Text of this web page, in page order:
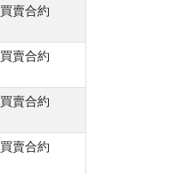
買賣合約
買賣合約
買賣合約
買賣合約